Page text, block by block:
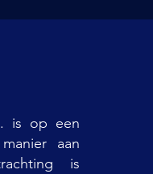
is op een
aan
is